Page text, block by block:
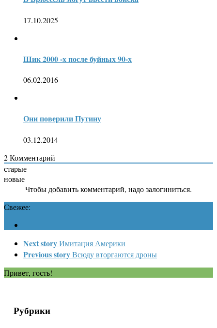
17.10.2025
Шик 2000 -х после буйных 90-х
06.02.2016
Они поверили Путину
03.12.2014
2Комментарий
старые
новые
Чтобы добавить комментарий, надо залогиниться.
Свежее:
Next storyИмитация Америки
Previous storyВсюду вторгаются дроны
Привет, гость!
Рубрики